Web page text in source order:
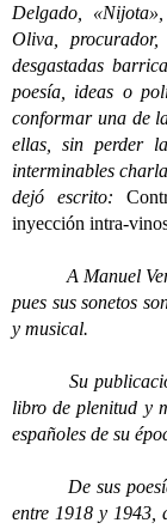
Delgado,
Oliva,
desgastadas
poesía, ideas o
conformar una de
ellas, sin perder
interminables
dejó escrito:
inyección intra-
A Manuel
pues sus sonetos
y musical.
Su publicación
libro de plenitud y
españoles de su
De sus poesías,
entre 1918 y 1943,